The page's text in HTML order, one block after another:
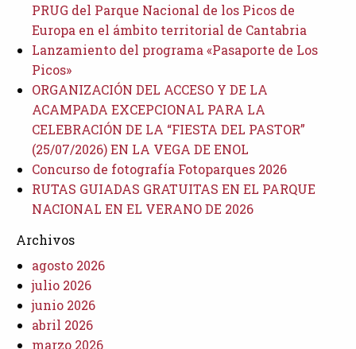
PRUG del Parque Nacional de los Picos de
Europa en el ámbito territorial de Cantabria
Lanzamiento del programa «Pasaporte de Los
Picos»
ORGANIZACIÓN DEL ACCESO Y DE LA
ACAMPADA EXCEPCIONAL PARA LA
CELEBRACIÓN DE LA “FIESTA DEL PASTOR”
(25/07/2026) EN LA VEGA DE ENOL
Concurso de fotografía Fotoparques 2026
RUTAS GUIADAS GRATUITAS EN EL PARQUE
NACIONAL EN EL VERANO DE 2026
Archivos
agosto 2026
julio 2026
junio 2026
abril 2026
marzo 2026